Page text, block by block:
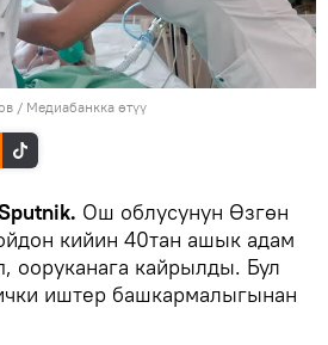
/ Медиабанкка өтүү
Ош облусунун Өзгөн
кийин 40тан ашык адам
ооруканага кайрылды. Бул
иштер башкармалыгынан